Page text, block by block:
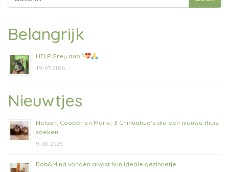
naar:
Belangrijk
HELP Grey aub!?
19-07-2026
Nieuwtjes
Nelson, Cooper en Marie: 3 Chihuahua’s die een nieuwe thuis
zoeken
9-08-2026
Bob&Mina vonden alvast hun ideale gezinnetje